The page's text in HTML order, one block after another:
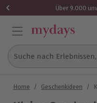
Über 9.000
Suche nach
Home / Geschenkideen /